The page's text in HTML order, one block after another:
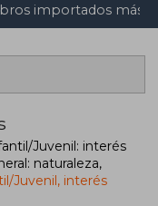
importados más
Juvenil: interés
naturaleza,
Juvenil, interés